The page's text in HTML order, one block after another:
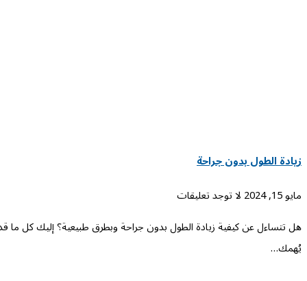
زيادة الطول بدون جراحة
مايو 15, 2024
لا توجد تعليقات
هل تتساءل عن كيفية زيادة الطول بدون جراحة وبطرق طبيعية؟ إليك كل ما قد
يُهمك…